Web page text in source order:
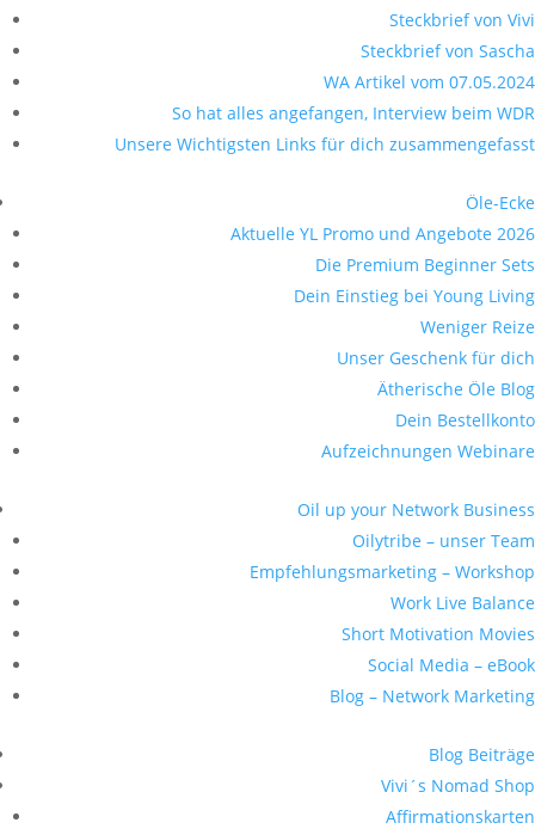
Steckbrief von Vivi
Steckbrief von Sascha
WA Artikel vom 07.05.2024
So hat alles angefangen, Interview beim WDR
Unsere Wichtigsten Links für dich zusammengefasst
Öle-Ecke
Aktuelle YL Promo und Angebote 2026
Die Premium Beginner Sets
Dein Einstieg bei Young Living
Weniger Reize
Unser Geschenk für dich
Ätherische Öle Blog
Dein Bestellkonto
Aufzeichnungen Webinare
Oil up your Network Business
Oilytribe – unser Team
Empfehlungsmarketing – Workshop
Work Live Balance
Short Motivation Movies
Social Media – eBook
Blog – Network Marketing
Blog Beiträge
Vivi´s Nomad Shop
Affirmationskarten